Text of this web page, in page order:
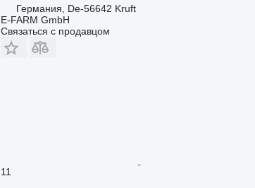
Германия, De-56642 Kruft
E-FARM GmbH
Связаться с продавцом
11